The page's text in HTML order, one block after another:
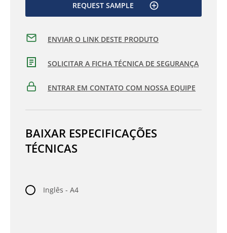
REQUEST SAMPLE
ENVIAR O LINK DESTE PRODUTO
SOLICITAR A FICHA TÉCNICA DE SEGURANÇA
ENTRAR EM CONTATO COM NOSSA EQUIPE
BAIXAR ESPECIFICAÇÕES
TÉCNICAS
Inglês - A4